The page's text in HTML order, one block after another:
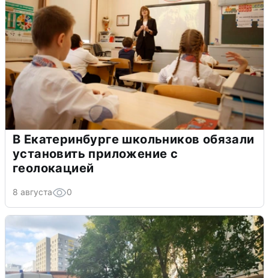
В Екатеринбурге школьников обязали
установить приложение с
геолокацией
8 августа 0